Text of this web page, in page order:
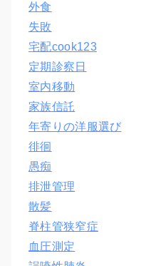
外食
失敗
宅配cook123
定期診察日
室内移動
家族信託
年寄りの洋服選び
徘徊
愚痴
排泄管理
散髪
脊柱管狭窄症
血圧測定